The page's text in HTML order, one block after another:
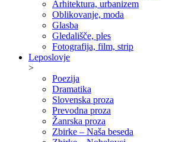
Arhitektura, urbanizem
Oblikovanje, moda
Glasba
Gledališče, ples
Fotografija, film, strip
Leposlovje
>
Poezija
Dramatika
Slovenska proza
Prevodna proza
Žanrska proza
Zbirke – Naša beseda